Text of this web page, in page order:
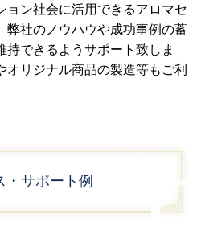
ョン社会に活用できるアロマセ
弊社のノウハウや成功事例の蓄
できるようサポート致しま
オリジナル商品の製造等もご利
・サポート例